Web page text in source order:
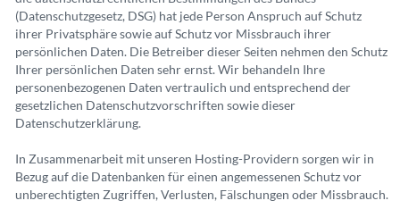
(Datenschutzgesetz, DSG) hat jede Person Anspruch auf Schutz
ihrer Privatsphäre sowie auf Schutz vor Missbrauch ihrer
persönlichen Daten. Die Betreiber dieser Seiten nehmen den Schutz
Ihrer persönlichen Daten sehr ernst. Wir behandeln Ihre
personenbezogenen Daten vertraulich und entsprechend der
gesetzlichen Datenschutzvorschriften sowie dieser
Datenschutzerklärung.
In Zusammenarbeit mit unseren Hosting-Providern sorgen wir in
Bezug auf die Datenbanken für einen angemessenen Schutz vor
unberechtigten Zugriffen, Verlusten, Fälschungen oder Missbrauch.